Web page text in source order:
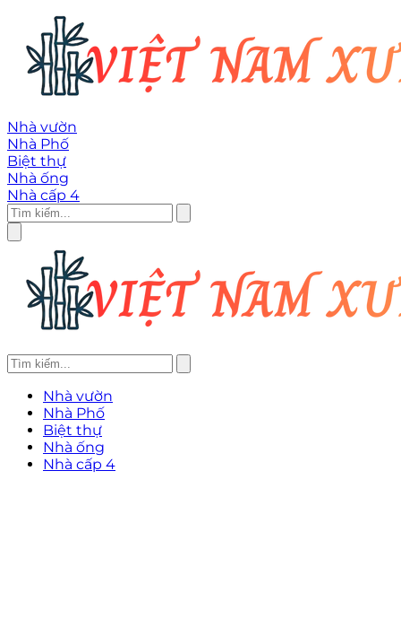
Nhà vườn
Nhà Phố
Biệt thự
Nhà ống
Nhà cấp 4
Nhà vườn
Nhà Phố
Biệt thự
Nhà ống
Nhà cấp 4